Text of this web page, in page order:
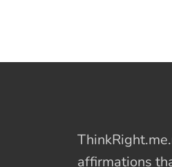
affirmations